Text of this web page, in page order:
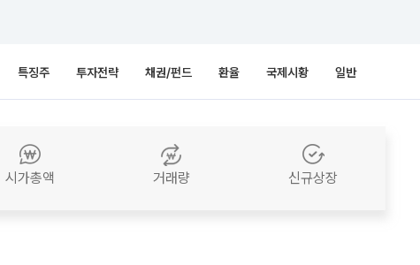
특징주 투자전략 채권/펀드 환율 국제시황 일반
시가총액 거래량 신규상장